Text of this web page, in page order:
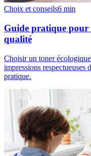
Choix et conseils6 min
Guide pratique pour
qualité
Choisir un toner
impressions
pratique.